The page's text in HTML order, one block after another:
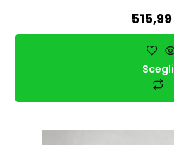
515,99
Scegli